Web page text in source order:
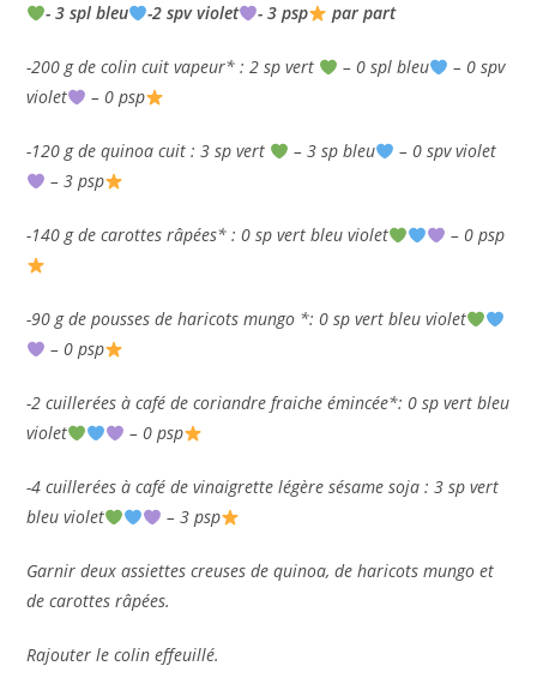
- 3 spl bleu
-2 spv violet - 3 psp par part
-200 g de colin cuit vapeur* : 2 sp vert – 0 spl bleu
– 0 spv
violet
– 0 psp
-120 g de quinoa cuit : 3 sp vert – 3 sp bleu
– 0 spv violet
– 3 psp
-140 g de carottes râpées* : 0 sp vert bleu violet – 0 psp
-90 g de pousses de haricots mungo *: 0 sp vert bleu violet
– 0 psp
-2 cuillerées à café de coriandre fraiche émincée*: 0 sp vert bleu
violet
– 0 psp
-4 cuillerées à café de vinaigrette légère sésame soja : 3 sp vert
bleu violet
– 3 psp
Garnir deux assiettes creuses de quinoa, de haricots mungo et
de carottes râpées.
Rajouter le colin effeuillé.